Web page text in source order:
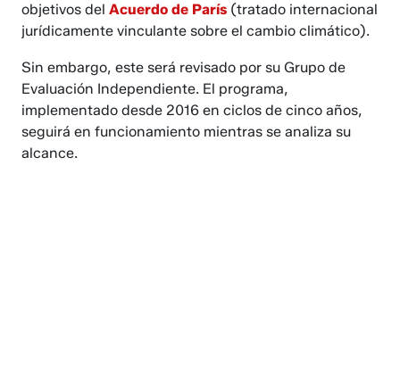
objetivos del Acuerdo de París (tratado internacional
jurídicamente vinculante sobre el cambio climático).
Sin embargo, este será revisado por su Grupo de
Evaluación Independiente. El programa,
implementado desde 2016 en ciclos de cinco años,
seguirá en funcionamiento mientras se analiza su
alcance.